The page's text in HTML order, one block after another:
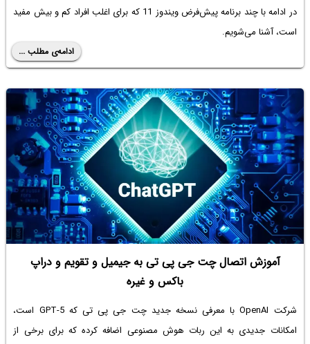
در ادامه با چند برنامه پیش‌فرض ویندوز 11 که برای اغلب افراد کم و بیش مفید
است، آشنا می‌شویم.
ادامه‌ی مطلب ...
آموزش اتصال چت جی پی تی به جیمیل و تقویم و دراپ
باکس و غیره
شرکت OpenAI با معرفی نسخه جدید چت جی پی تی که GPT-5 است،
امکانات جدیدی به این ربات هوش مصنوعی اضافه کرده که برای برخی از